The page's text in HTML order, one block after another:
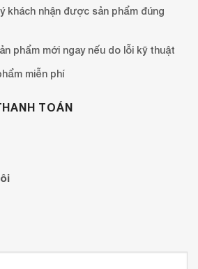
khách nhận được sản phẩm đúng
phẩm mới ngay nếu do lỗi kỹ thuật
miễn phí
TOÁN